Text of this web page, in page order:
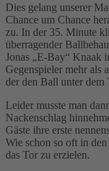
Dies gelang unserer
Chance um Chance
zu. In der 35. Minute
überragender
Jonas „E-Bay“ Knaak
Gegenspieler mehr als
der den Ball unter dem
Leider musste man
Nackenschlag
Gäste ihre erste
Wie schon so oft in
das Tor zu erzielen.